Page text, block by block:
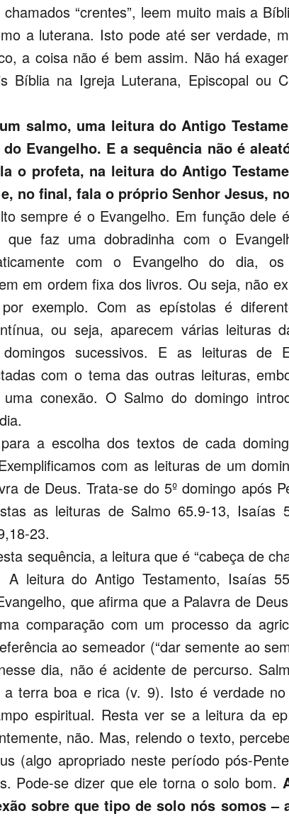
“crentes”, leem muito mais a
a luterana. Isto pode até ser verdade,
a coisa não é bem assim. Não há
Bíblia na Igreja Luterana, Episcopal ou
salmo, uma leitura do Antigo
Evangelho. E a sequência não é
o profeta, na leitura do Antigo
no final, fala o próprio Senhor Jesus,
sempre é o Evangelho. Em função dele
que faz uma dobradinha com o
com o Evangelho do dia,
em ordem fixa dos livros. Ou seja, não
exemplo. Com as epístolas é
ou seja, aparecem várias leituras
sucessivos. E as leituras de
com o tema das outras leituras,
conexão. O Salmo do domingo
a escolha dos textos de cada
com as leituras de um
de Deus. Trata-se do 5º domingo após
as leituras de Salmo 65.9-13, Isaías
23.
sequência, a leitura que é “cabeça de
A leitura do Antigo Testamento, Isaías
que afirma que a Palavra de
comparação com um processo da
ao semeador (“dar semente ao
dia, não é acidente de percurso.
a terra boa e rica (v. 9). Isto é verdade
espiritual. Resta ver se a leitura da
não. Mas, relendo o texto,
(algo apropriado neste período pós-
Pode-se dizer que ele torna o solo bom.
sobre que tipo de solo nós somos –